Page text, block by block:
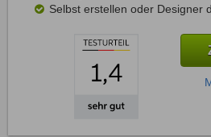
Selbst erstellen oder Designer